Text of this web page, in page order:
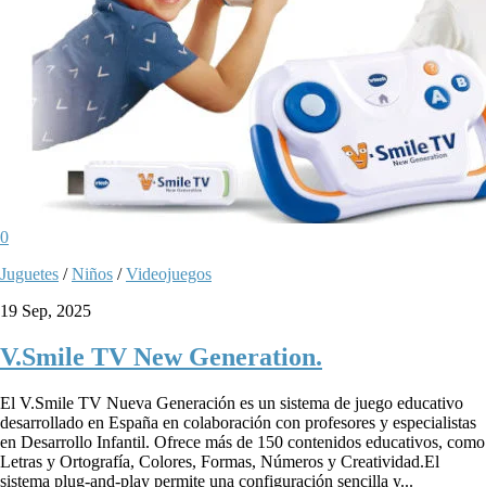
0
Juguetes /Niños /Videojuegos
19 Sep, 2025
V.Smile TV New Generation.
El V.Smile TV Nueva Generación es un sistema de juego educativo
desarrollado en España en colaboración con profesores y especialistas
en Desarrollo Infantil. Ofrece más de 150 contenidos educativos, como
Letras y Ortografía, Colores, Formas, Números y Creatividad.El
sistema plug-and-play permite una configuración sencilla y...